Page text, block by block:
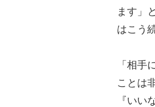
ます」
はこう
「相手
ことは
『いい